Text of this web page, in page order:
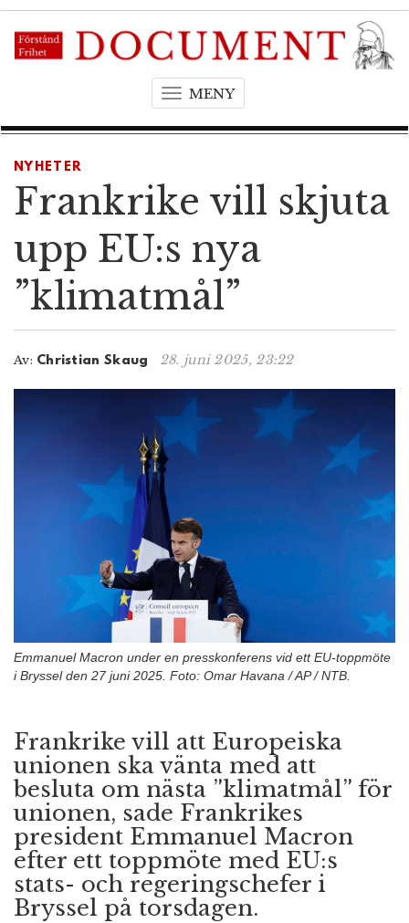
MENYT
g
l
a
i
t
NYHETER
Frankrike vill skjuta
upp EU:s nya
”klimatmål”
Av: Christian Skaug 28. juni 2025, 23:22
Emmanuel Macron under en presskonferens vid ett EU-toppmöte
i Bryssel den 27 juni 2025. Foto: Omar Havana / AP / NTB.
Frankrike vill att Europeiska
unionen ska vänta med att
besluta om nästa ”klimatmål” för
unionen, sade Frankrikes
president Emmanuel Macron
efter ett toppmöte med EU:s
stats- och regeringschefer i
Bryssel på torsdagen.